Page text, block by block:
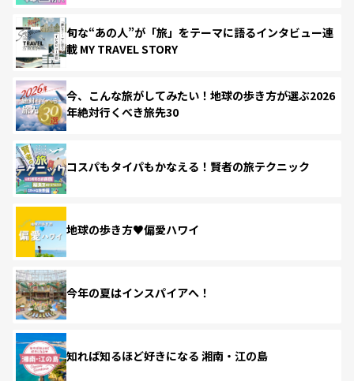
旬な“あの人”が「旅」をテーマに語るインタビュー連
載 MY TRAVEL STORY
今、こんな旅がしてみたい！地球の歩き方が選ぶ2026
年絶対行くべき旅先30
コスパもタイパもかなえる！賢者の旅テクニック
地球の歩き方♥偏愛ハワイ
今年の夏はインスパイアへ！
知れば知るほど好きになる 湘南・江の島